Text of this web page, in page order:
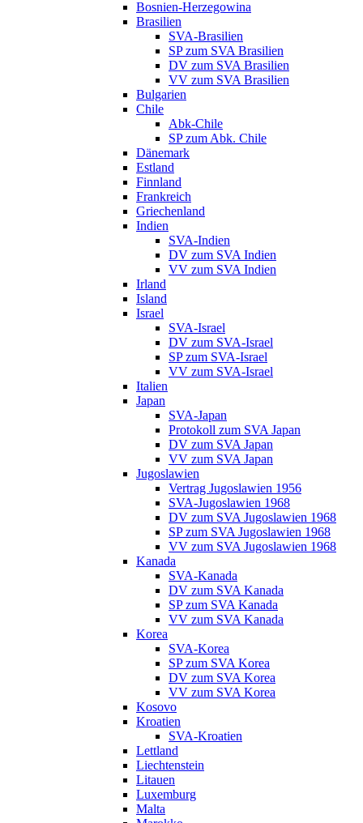
Bosnien-Herzegowina
Brasilien
SVA-Brasilien
SP zum SVA Brasilien
DV zum SVA Brasilien
VV zum SVA Brasilien
Bulgarien
Chile
Abk-Chile
SP zum Abk. Chile
Dänemark
Estland
Finnland
Frankreich
Griechenland
Indien
SVA-Indien
DV zum SVA Indien
VV zum SVA Indien
Irland
Island
Israel
SVA-Israel
DV zum SVA-Israel
SP zum SVA-Israel
VV zum SVA-Israel
Italien
Japan
SVA-Japan
Protokoll zum SVA Japan
DV zum SVA Japan
VV zum SVA Japan
Jugoslawien
Vertrag Jugoslawien 1956
SVA-Jugoslawien 1968
DV zum SVA Jugoslawien 1968
SP zum SVA Jugoslawien 1968
VV zum SVA Jugoslawien 1968
Kanada
SVA-Kanada
DV zum SVA Kanada
SP zum SVA Kanada
VV zum SVA Kanada
Korea
SVA-Korea
SP zum SVA Korea
DV zum SVA Korea
VV zum SVA Korea
Kosovo
Kroatien
SVA-Kroatien
Lettland
Liechtenstein
Litauen
Luxemburg
Malta